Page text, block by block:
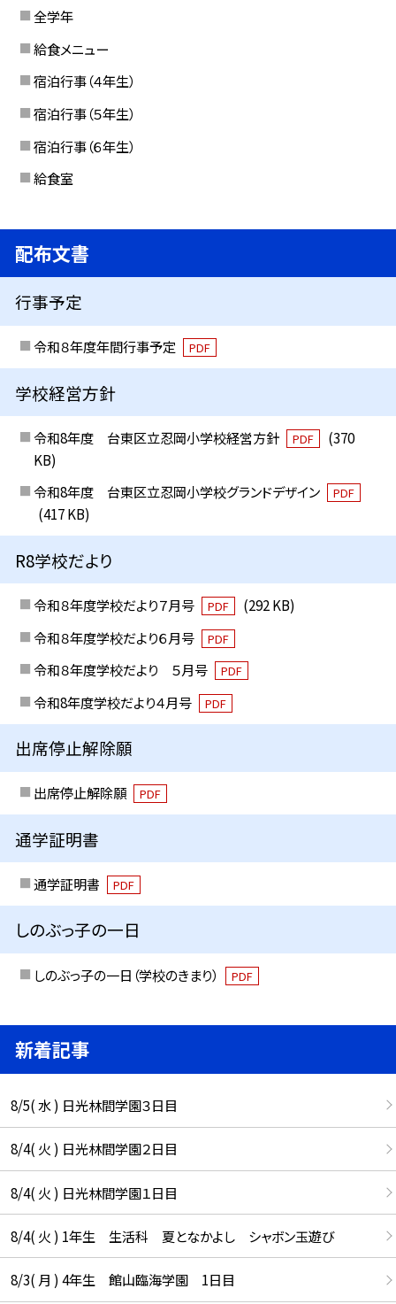
全学年
給食メニュー
宿泊行事（４年生）
宿泊行事（５年生）
宿泊行事（６年生）
給食室
配布文書
行事予定
令和８年度年間行事予定 PDF
学校経営方針
令和8年度 台東区立忍岡小学校経営方針 PDF
(370
KB)
令和8年度 台東区立忍岡小学校グランドデザイン
PDF
(417 KB)
R8学校だより
令和８年度学校だより７月号 PDF
(292 KB)
令和８年度学校だより６月号
PDF
令和８年度学校だより ５月号 PDF
令和8年度学校だより４月号 PDF
出席停止解除願
出席停止解除願 PDF
通学証明書
通学証明書 PDF
しのぶっ子の一日
しのぶっ子の一日（学校のきまり） PDF
新着記事
8/5( 水 ) 日光林間学園３日目
8/4( 火 ) 日光林間学園２日目
8/4( 火 ) 日光林間学園１日目
8/4( 火 ) 1年生 生活科 夏となかよし シャボン玉遊び
8/3( 月 ) 4年生 館山臨海学園 1日目